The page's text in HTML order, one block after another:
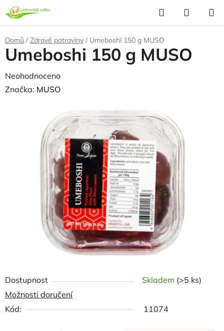
Přejít
na
obsah
Hledat
KOŠÍK
Domů / Zdravé potraviny / Umeboshi 150 g MUSO
Dostupnost Skladem (>5 ks)
Možnosti doručení
Kód:
11074
Umeboshi 150 g MUSO
Průměrné
hodnocení
Neohodnoceno
Značka: MUSO